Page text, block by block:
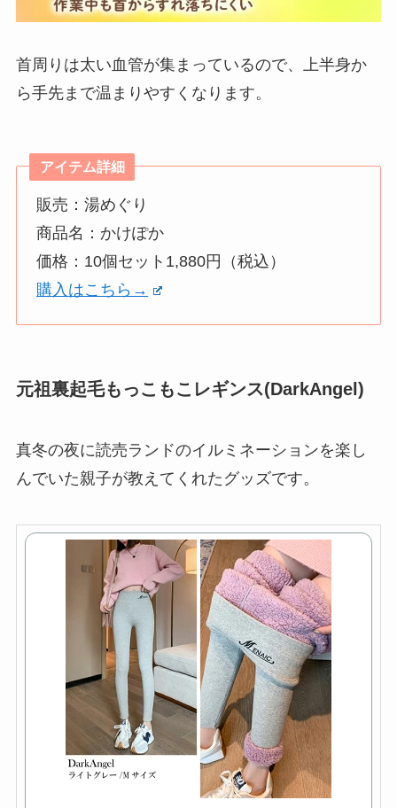
首周りは太い血管が集まっているので、上半身か
ら手先まで温まりやすくなります。
アイテム詳細
販売：湯めぐり
商品名：かけぽか
価格：10個セット1,880円（税込）
購入はこちら→
元祖裏起毛もっこもこレギンス(DarkAngel)
真冬の夜に読売ランドのイルミネーションを楽し
んでいた親子が教えてくれたグッズです。